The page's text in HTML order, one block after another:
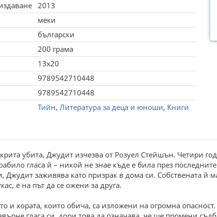
2013
меки
български
200 грама
13x20
9789542710448
9789542710448
Тийн, Литература за деца и юноши, Книги
убита, Джудит изчезва от Розуел Стейшън. Четири
гласа й – никой не знае къде е била през
Джудит заживява като призрак в дома си. Собствената й
е на път да се ожени за друга.
и хората, които обича, са изложени на огромна